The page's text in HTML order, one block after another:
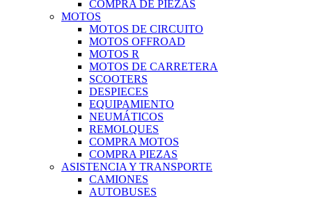
COMPRA DE PIEZAS
MOTOS
MOTOS DE CIRCUITO
MOTOS OFFROAD
MOTOS R
MOTOS DE CARRETERA
SCOOTERS
DESPIECES
EQUIPAMIENTO
NEUMÁTICOS
REMOLQUES
COMPRA MOTOS
COMPRA PIEZAS
ASISTENCIA Y TRANSPORTE
CAMIONES
AUTOBUSES